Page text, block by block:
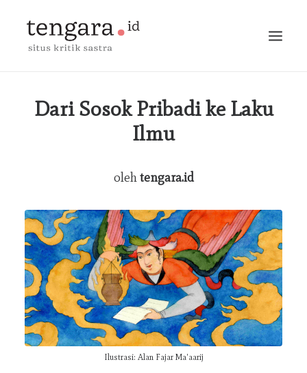
BERANDA
PERCAKAPAN
MEJA BUNDAR
BLOG
BERITA
CARI
TENTANG
KONTAK
Dari Sosok Pribadi ke Laku
Ilmu
olehtengara.id
Ilustrasi: Alan Fajar Ma'aarij